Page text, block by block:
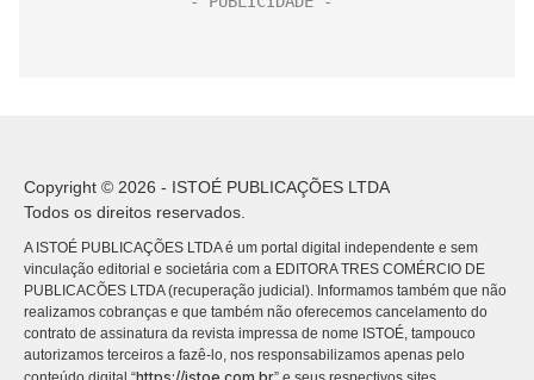
Copyright © 2026 - ISTOÉ PUBLICAÇÕES LTDA
Todos os direitos reservados.
A ISTOÉ PUBLICAÇÕES LTDA é um portal digital independente e sem
vinculação editorial e societária com a EDITORA TRES COMÉRCIO DE
PUBLICACÕES LTDA (recuperação judicial). Informamos também que não
realizamos cobranças e que também não oferecemos cancelamento do
contrato de assinatura da revista impressa de nome ISTOÉ, tampouco
autorizamos terceiros a fazê-lo, nos responsabilizamos apenas pelo